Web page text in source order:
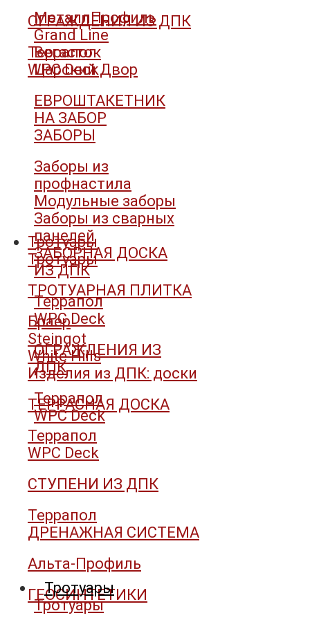
МеталлПрофиль
Grand Line
Вегасток
Царский Двор
ЕВРОШТАКЕТНИК
НА ЗАБОР
ЗАБОРЫ
Заборы из
профнастила
Модульные заборы
Заборы из сварных
панелей
ЗАБОРНАЯ ДОСКА
ИЗ ДПК
Террапол
WPC Deck
ОГРАЖДЕНИЯ ИЗ
ДПК
Террапол
WPC Deck
Тротуары
Тротуары
ОГРАЖДЕНИЯ ИЗ ДПК
Террапол
WPC Deck
Тротуары
Тротуары
ТРОТУАРНАЯ ПЛИТКА
Браер
Steingot
White Hills
Изделия из ДПК: доски
ТЕРРАСНАЯ ДОСКА
Террапол
WPC Deck
СТУПЕНИ ИЗ ДПК
Террапол
ДРЕНАЖНАЯ СИСТЕМА
Альта-Профиль
ГЕОСИНТЕТИКИ